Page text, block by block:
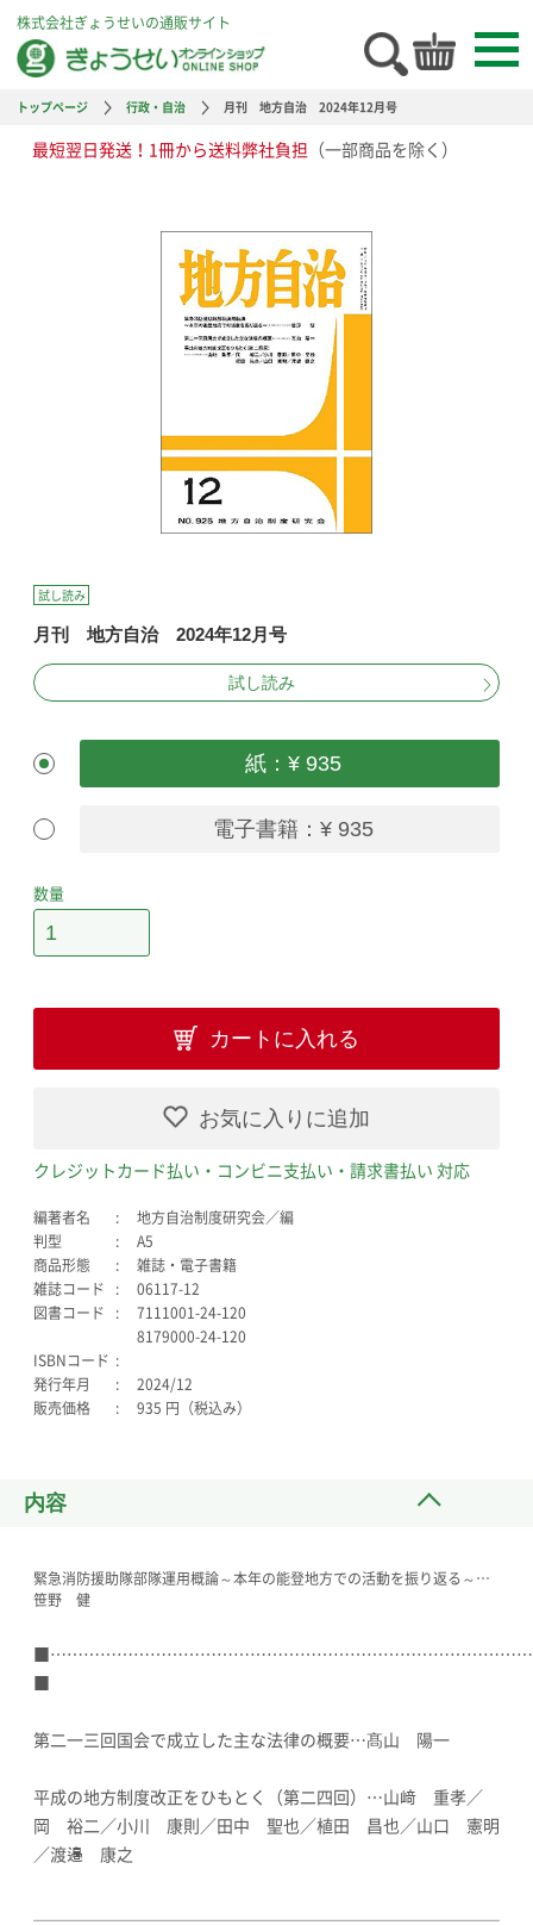
株式会社ぎょうせいの通販サイト
トップページ 行政・自治 月刊 地方自治 2024年12月号
最短翌日発送！1冊から送料弊社負担 （一部商品を除く）
試し読み
月刊 地方自治 2024年12月号
試し読み
紙：¥ 935
電子書籍：¥ 935
数量
カートに入れる
お気に入りに追加
クレジットカード払い・コンビニ支払い・請求書払い 対応
編著者名
地方自治制度研究会／編
判型
A5
商品形態
雑誌・電子書籍
雑誌コード
06117-12
図書コード
7111001-24-120
8179000-24-120
ISBNコード
発行年月
2024/12
販売価格
935 円（税込み）
内容
緊急消防援助隊部隊運用概論～本年の能登地方での活動を振り返る～…
笹野 健
■……………………………………………………………………………
■
第二一三回国会で成立した主な法律の概要…髙山 陽一
平成の地方制度改正をひもとく（第二四回）…山﨑 重孝／
岡 裕二／小川 康則／田中 聖也／植田 昌也／山口 憲明
／渡邉 康之